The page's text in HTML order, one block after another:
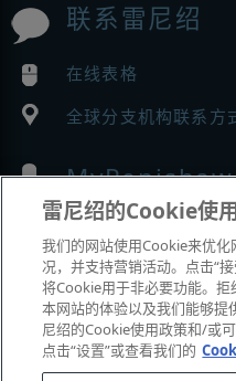
联系雷尼绍
在线表格
全球分支机构联系方
MyRenishaw
在线商城
展会与市场
雷尼绍的Cookie使
我们的网站使用Cookie来优
况，并支持营销活动。点击“
将Cookie用于非必要功能。
本网站的体验以及我们能够提
尼绍的Cookie使用政策和/或
点击“设置”或查看我们的